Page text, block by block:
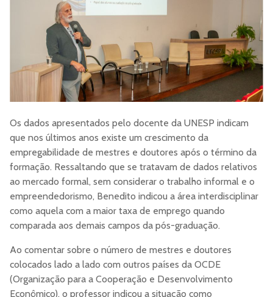
Os dados apresentados pelo docente da UNESP indicam
que nos últimos anos existe um crescimento da
empregabilidade de mestres e doutores após o término da
formação. Ressaltando que se tratavam de dados relativos
ao mercado formal, sem considerar o trabalho informal e o
empreendedorismo, Benedito indicou a área interdisciplinar
como aquela com a maior taxa de emprego quando
comparada aos demais campos da pós-graduação.
Ao comentar sobre o número de mestres e doutores
colocados lado a lado com outros países da OCDE
(Organização para a Cooperação e Desenvolvimento
Econômico), o professor indicou a situação como